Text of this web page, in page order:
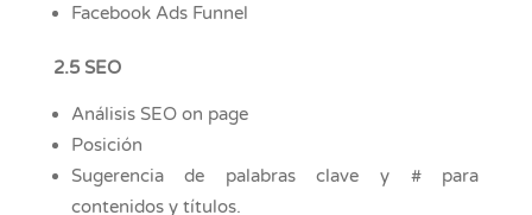
Facebook Ads Funnel
2.5 SEO
Análisis SEO on page
Posición
Sugerencia de palabras clave y # para
contenidos y títulos.